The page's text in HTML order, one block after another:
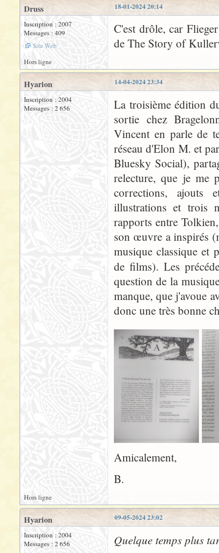
18-01-2024 20:14
Druss
Inscription : 2007
Messages : 409
Site Web
C'est drôle, car
de The Story of
Hors ligne
14-04-2024 23:34
Hyarion
Inscription : 2004
Messages : 2 656
La troisième édition
sortie chez
Vincent en parle de
réseau d'Elon M. et
Bluesky Social),
relecture, que je me
corrections, ajouts
illustrations et trois
rapports entre
son œuvre a inspirés
musique classique et
de films). Les
question de la
manque, que j'avoue
donc une très bonne
Amicalement,
B.
Hors ligne
09-05-2024 23:02
Hyarion
Inscription : 2004
Messages : 2 656
Quelque temps plus